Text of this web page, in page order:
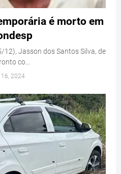
é morto em
Jasson dos Santos Silva, de
co…
16, 2024